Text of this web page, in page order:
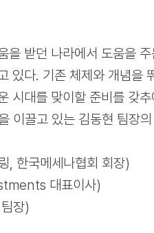
을 받던 나라에서 도움을
있다. 기존 체제와 개념을
시대를 맞이할 준비를 갖
이끌고 있는 김동현 팀장
, 한국메세나협회 회장)
대표이사)
장)